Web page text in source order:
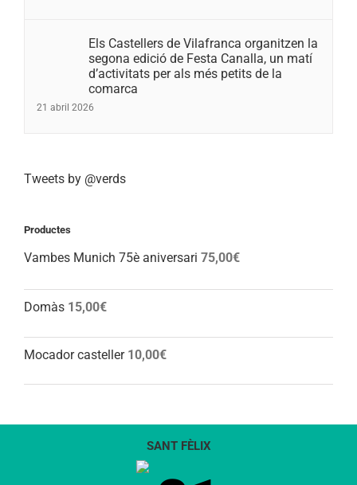
Els Castellers de Vilafranca organitzen la
segona edició de Festa Canalla, un matí
d’activitats per als més petits de la
comarca
21 abril 2026
Tweets by @verds
Productes
Vambes Munich 75è aniversari 75,00€
Domàs 15,00€
Mocador casteller 10,00€
SANT FÈLIX